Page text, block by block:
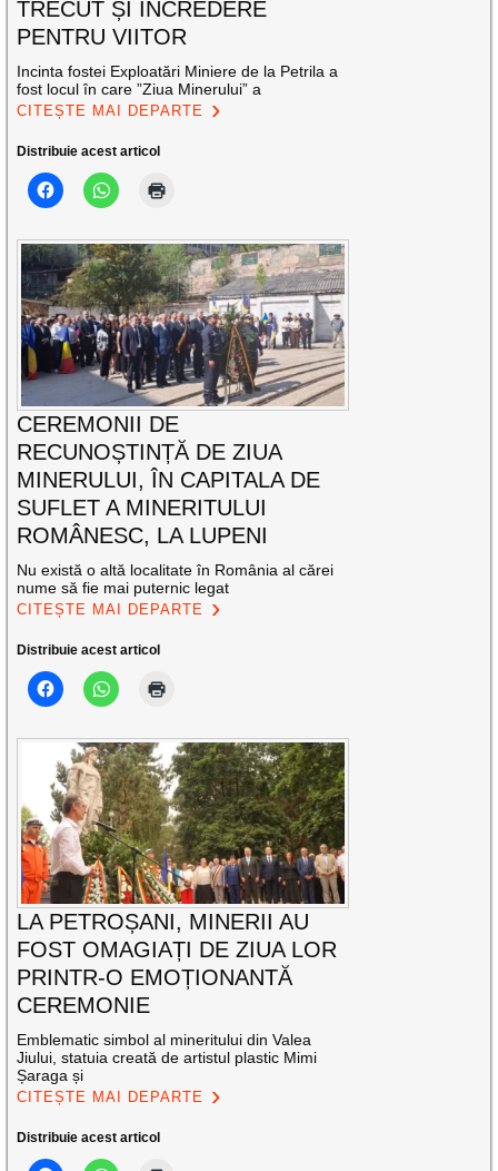
TRECUT ȘI ÎNCREDERE
PENTRU VIITOR
Incinta fostei Exploatări Miniere de la Petrila a
fost locul în care ”Ziua Minerului” a
CITEȘTE MAI DEPARTE
Distribuie acest articol
CEREMONII DE
RECUNOȘTINȚĂ DE ZIUA
MINERULUI, ÎN CAPITALA DE
SUFLET A MINERITULUI
ROMÂNESC, LA LUPENI
Nu există o altă localitate în România al cărei
nume să fie mai puternic legat
CITEȘTE MAI DEPARTE
Distribuie acest articol
LA PETROȘANI, MINERII AU
FOST OMAGIAȚI DE ZIUA LOR
PRINTR-O EMOȚIONANTĂ
CEREMONIE
Emblematic simbol al mineritului din Valea
Jiului, statuia creată de artistul plastic Mimi
Șaraga și
CITEȘTE MAI DEPARTE
Distribuie acest articol